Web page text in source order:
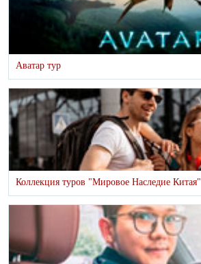
Аватар тур
Коллекция туров "Мировое Наследие Китая"